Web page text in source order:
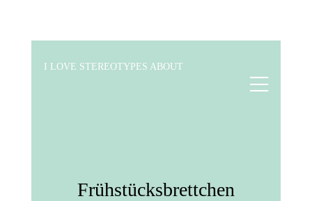
I LOVE STEREOTYPES ABOUT
Frühstücksbrettchen